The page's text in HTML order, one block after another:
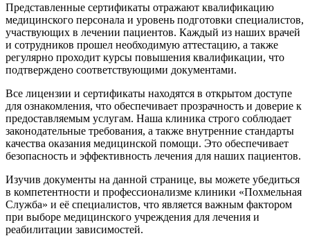
Представленные сертификаты отражают квалификацию
медицинского персонала и уровень подготовки специалистов,
участвующих в лечении пациентов. Каждый из наших врачей
и сотрудников прошел необходимую аттестацию, а также
регулярно проходит курсы повышения квалификации, что
подтверждено соответствующими документами.
Все лицензии и сертификаты находятся в открытом доступе
для ознакомления, что обеспечивает прозрачность и доверие к
предоставляемым услугам. Наша клиника строго соблюдает
законодательные требования, а также внутренние стандарты
качества оказания медицинской помощи. Это обеспечивает
безопасность и эффективность лечения для наших пациентов.
Изучив документы на данной странице, вы можете убедиться
в компетентности и профессионализме клиники «Похмельная
Служба» и её специалистов, что является важным фактором
при выборе медицинского учреждения для лечения и
реабилитации зависимостей.